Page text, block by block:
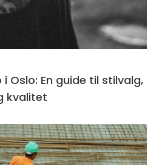
Oslo: En guide til stilvalg,
kvalitet